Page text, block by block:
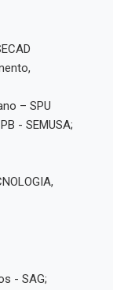
– SPU
- SEMUSA;
- SAG;